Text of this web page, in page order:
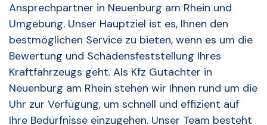
Ansprechpartner in Neuenburg am Rhein und
Umgebung. Unser Hauptziel ist es, Ihnen den
bestmöglichen Service zu bieten, wenn es um die
Bewertung und Schadensfeststellung Ihres
Kraftfahrzeugs geht. Als Kfz Gutachter in
Neuenburg am Rhein stehen wir Ihnen rund um die
Uhr zur Verfügung, um schnell und effizient auf
Ihre Bedürfnisse einzugehen. Unser Team besteht